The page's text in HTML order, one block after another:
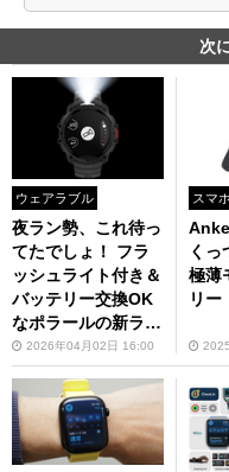
次
ウェアラブル
夜ラン勢、これ待っ
てたでしょ！ フラ
ッシュライト付き＆
バッテリー交換OK
なポラールの新ラン
ニングウォッチ
2026年04月02日 16:00
スマホ
くっ
極薄
リー